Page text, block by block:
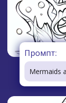
Промпт:
Mermaids